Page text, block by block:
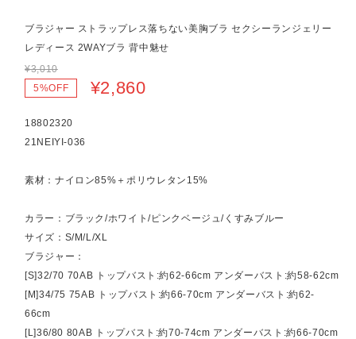
ブラジャー ストラップレス落ちない美胸ブラ セクシーランジェリー
レディース 2WAYブラ 背中魅せ
¥3,010
5%OFF
¥2,860
18802320
21NEIYI-036
素材：ナイロン85%＋ポリウレタン15%
カラー：ブラック/ホワイト/ピンクベージュ/くすみブルー
サイズ：S/M/L/XL
ブラジャー：
[S]32/70 70AB トップバスト:約62-66cm アンダーバスト:約58-62cm
[M]34/75 75AB トップバスト:約66-70cm アンダーバスト:約62-
66cm
[L]36/80 80AB トップバスト:約70-74cm アンダーバスト:約66-70cm